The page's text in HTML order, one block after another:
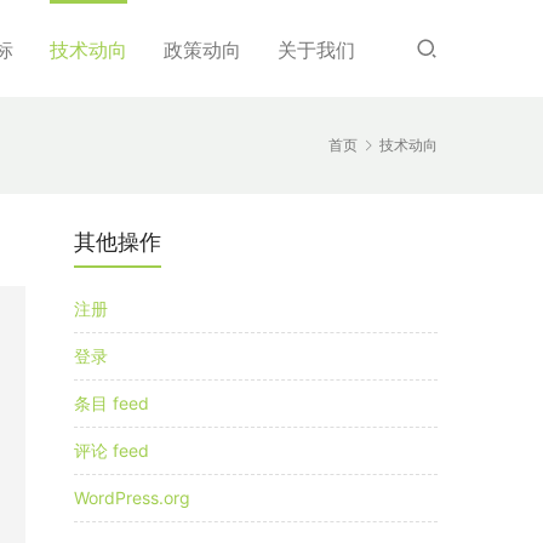
技术动向 政策动向 关于我们
首页 技术动向
其他操作
注册
登录
条目 feed
评论 feed
WordPress.org